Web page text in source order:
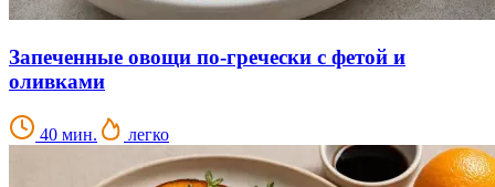
Запеченные овощи по-гречески с фетой и
оливками
40 мин. легко